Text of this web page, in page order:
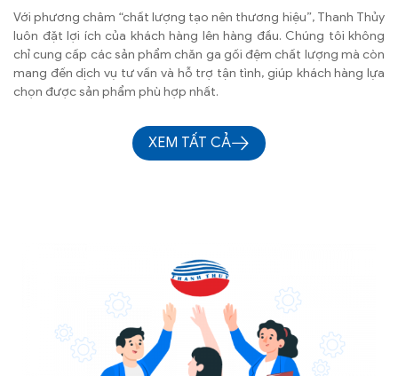
Với phương châm “chất lượng tạo nên thương hiệu”, Thanh Thủy
luôn đặt lợi ích của khách hàng lên hàng đầu. Chúng tôi không
chỉ cung cấp các sản phẩm chăn ga gối đệm chất lượng mà còn
mang đến dịch vụ tư vấn và hỗ trợ tận tình, giúp khách hàng lựa
chọn được sản phẩm phù hợp nhất.
XEM TẤT CẢ